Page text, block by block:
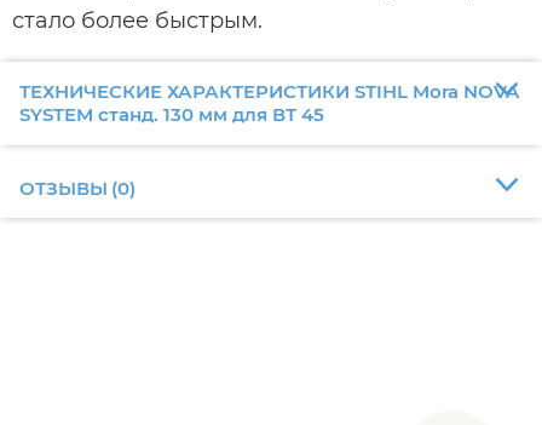
стало более быстрым.
ТЕХНИЧЕСКИЕ ХАРАКТЕРИСТИКИ STIHL Mora NOVA
SYSTEM станд. 130 мм для ВТ 45
ОТЗЫВЫ (0)